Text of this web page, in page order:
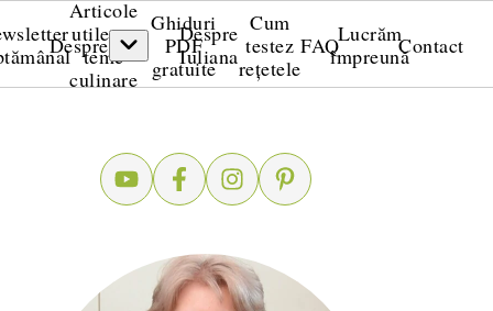
Articole
utile pe
teme
culinare
Ghiduri
PDF
gratuite
Despre
Despre
Iuliana
Cum
testez
rețetele
FAQLucrăm
împreunăContact
de orez și spanac